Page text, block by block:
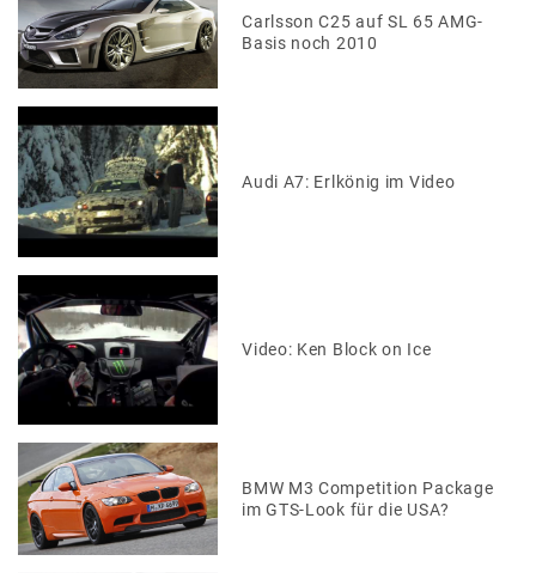
Carlsson C25 auf SL 65 AMG-
Basis noch 2010
Audi A7: Erlkönig im Video
Video: Ken Block on Ice
BMW M3 Competition Package
im GTS-Look für die USA?